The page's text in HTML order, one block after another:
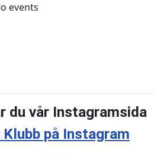
events
du vår Instagramsida
Klubb på Instagram